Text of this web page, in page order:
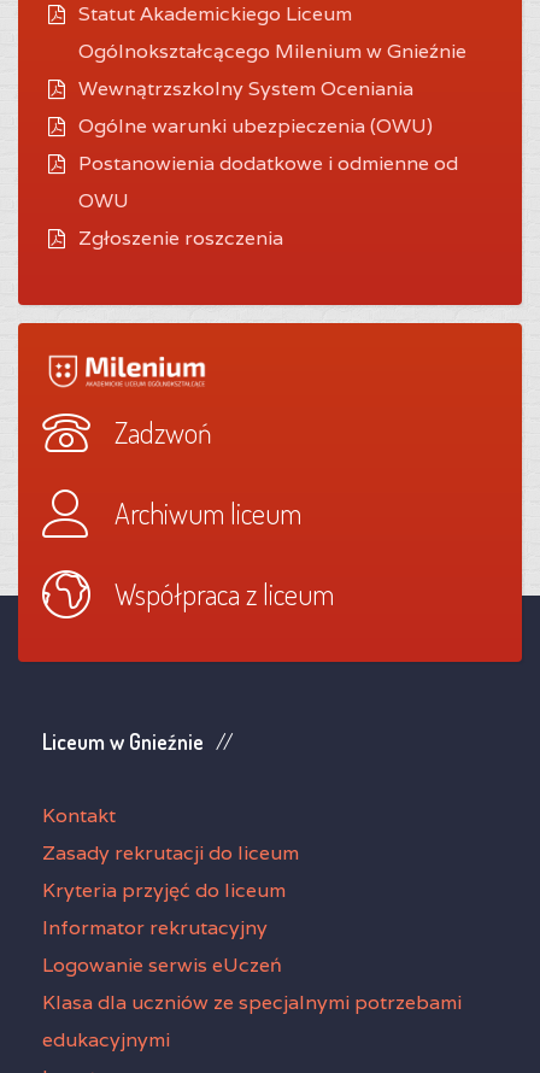
Statut Akademickiego Liceum
Ogólnokształcącego Milenium w Gnieźnie
Wewnątrzszkolny System Oceniania
Ogólne warunki ubezpieczenia (OWU)
Postanowienia dodatkowe i odmienne od
OWU
Zgłoszenie roszczenia
Zadzwoń
Archiwum liceum
Współpraca z liceum
Liceum w Gnieźnie
Kontakt
Zasady rekrutacji do liceum
Kryteria przyjęć do liceum
Informator rekrutacyjny
Logowanie serwis eUczeń
Klasa dla uczniów ze specjalnymi potrzebami
edukacyjnymi